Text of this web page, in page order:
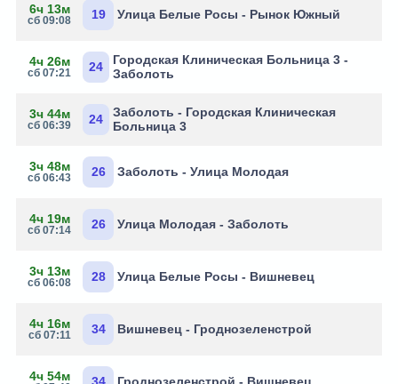
6ч 13м
сб 09:08 19 Улица Белые Росы - Рынок Южный
4ч 26м
сб 07:21 24
Городская Клиническая Больница 3 -
Заболоть
3ч 44м
сб 06:39 24
Заболоть - Городская Клиническая
Больница 3
3ч 48м
сб 06:43 26 Заболоть - Улица Молодая
4ч 19м
сб 07:14 26 Улица Молодая - Заболоть
3ч 13м
сб 06:08 28 Улица Белые Росы - Вишневец
4ч 16м
сб 07:11 34 Вишневец - Гроднозеленстрой
4ч 54м